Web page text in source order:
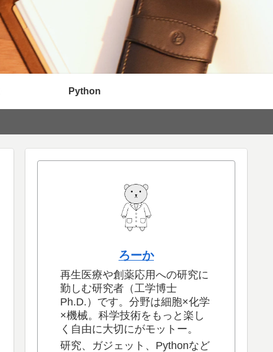
Python
ろーか
再生医療や創薬応用への研究に
勤しむ研究者（工学博士
Ph.D.）です。分野は細胞×化学
×機械。科学技術をもっと楽し
く自由に大切にがモットー。
研究、ガジェット、Pythonなど